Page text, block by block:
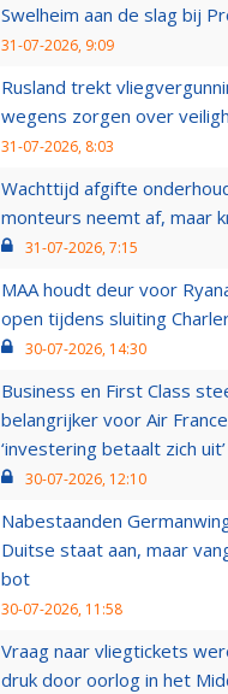
Swelheim aan de slag bij
31-07-2026, 9:09
Rusland trekt
wegens zorgen over
31-07-2026, 8:03
Wachttijd afgifte
monteurs neemt af, maar
31-07-2026, 7:15
MAA houdt deur voor
open tijdens sluiting
30-07-2026, 14:30
Business en First Class
belangrijker voor Air
‘investering betaalt zich uit’
30-07-2026, 12:10
Nabestaanden
Duitse staat aan, maar
bot
30-07-2026, 11:58
Vraag naar vliegtickets
druk door oorlog in het